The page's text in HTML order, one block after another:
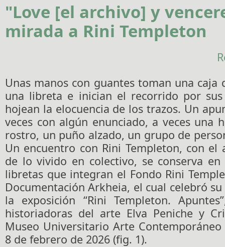
"Love [el archivo] y
mirada a Rini Templeton
Unas manos con guantes toman una caja
una libreta e inician el recorrido por
hojean la elocuencia de los trazos. Un
veces con algún enunciado, a veces una
rostro, un puño alzado, un grupo de
Un encuentro con Rini Templeton, con el
de lo vivido en colectivo, se conserva
libretas que integran el Fondo Rini
Documentación Arkheia, el cual celebró
la exposición “Rini Templeton.
historiadoras del arte Elva Peniche y
Museo Universitario Arte
8 de febrero de 2026 (fig. 1).